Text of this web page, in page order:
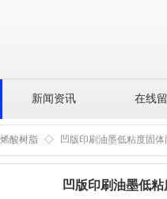
新闻资讯 在线
酸树脂 ◇ 凹版印刷油墨低粘度固
凹版印刷油墨低